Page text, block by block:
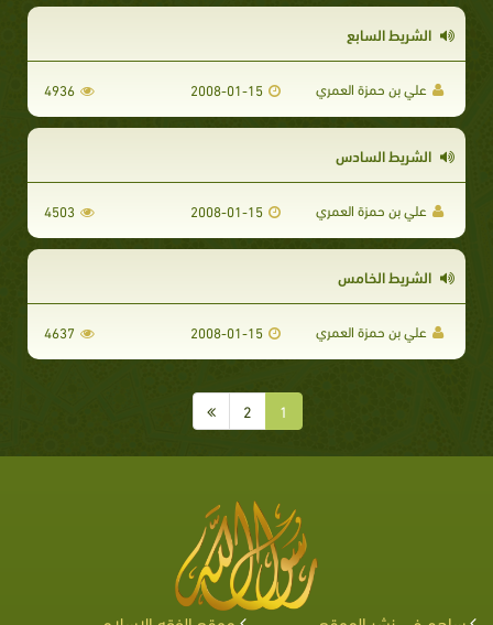
الشريط السابع
علي بن حمزة العمري 2008-01-15
4936
الشريط السادس
علي بن حمزة العمري 2008-01-15
4503
الشريط الخامس
علي بن حمزة العمري 2008-01-15
4637
1
2